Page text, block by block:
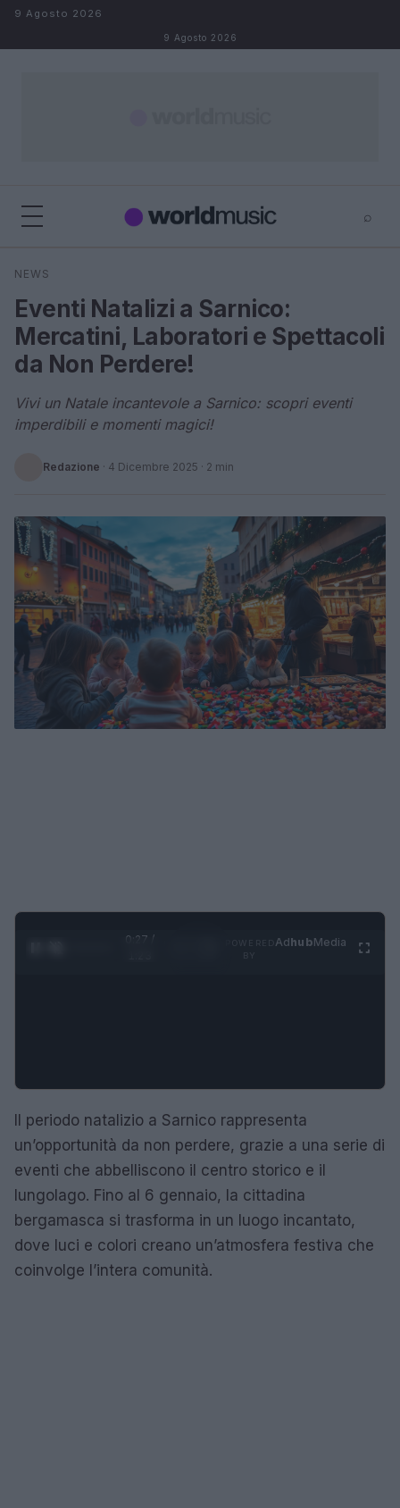
Salta al contenuto
9 Agosto 2026
9 Agosto 2026
⌕
Cerca
NEWS
Eventi Natalizi a Sarnico:
Mercatini, Laboratori e Spettacoli
da Non Perdere!
Vivi un Natale incantevole a Sarnico: scopri eventi
imperdibili e momenti magici!
Redazione · 4 Dicembre 2025 · 2 min
0:28 /
AdhubMedia
Il periodo natalizio a Sarnico rappresenta
un’opportunità da non perdere, grazie a una serie di
eventi che abbelliscono il centro storico e il
lungolago. Fino al 6 gennaio, la cittadina
bergamasca si trasforma in un luogo incantato,
dove luci e colori creano un’atmosfera festiva che
coinvolge l’intera comunità.